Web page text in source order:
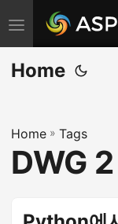
탐
색
전
Home
Home » Tags
DWG